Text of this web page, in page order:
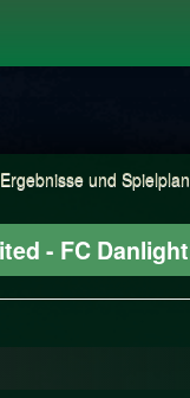
HIGHSCORE
Ergebnisse und Spielplan
- FC Danlight